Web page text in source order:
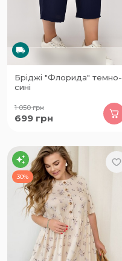
Бріджі "Флорида" темно-
сині
1 050грн
699 грн
30%